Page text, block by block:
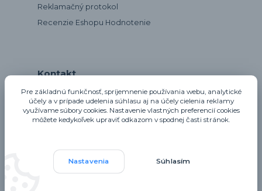
Reklamačný protokol
Recenzie Eshopu Hodnotenie
Kontakt
notta@notta.sk
Upravit sběr cookies.
Pre základnú funkčnosť, spríjemnenie používania webu, analytické
účely a v prípade udelenia súhlasu aj na účely cielenia reklamy
využívame súbory cookies. Nastavenie vlastných preferencií cookies
môžete kedykoľvek upraviť odkazom v spodnej časti stránok.
Nastavenia Súhlasím